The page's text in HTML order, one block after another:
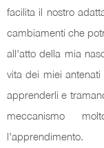
facilita il nostro
cambiamenti che
all'atto della mia
vita dei miei
apprenderli e
meccanismo
l'apprendimento.